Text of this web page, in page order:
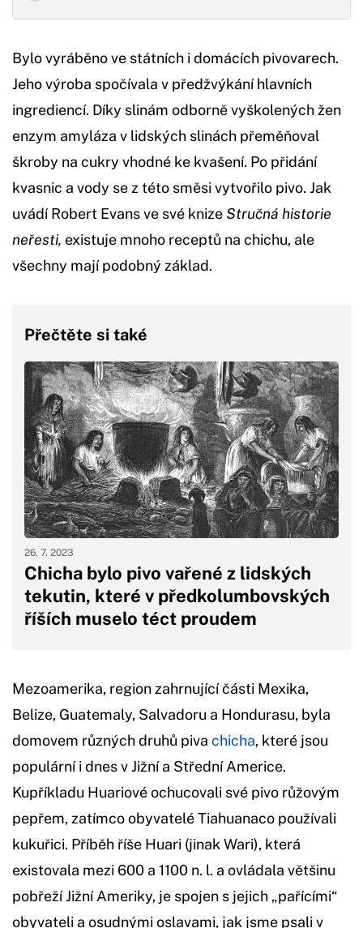
Bylo vyráběno ve státních i domácích pivovarech.
Jeho výroba spočívala v předžvýkání hlavních
ingrediencí. Díky slinám odborně vyškolených žen
enzym amyláza v lidských slinách přeměňoval
škroby na cukry vhodné ke kvašení. Po přidání
kvasnic a vody se z této směsi vytvořilo pivo. Jak
uvádí Robert Evans ve své knize Stručná historie
neřesti, existuje mnoho receptů na chichu, ale
všechny mají podobný základ.
Přečtěte si také
Chicha bylo pivo vařené z lidských
tekutin, které v předkolumbovských
říších muselo téct proudem
26. 7. 2023
Mezoamerika, region zahrnující části Mexika,
Belize, Guatemaly, Salvadoru a Hondurasu, byla
domovem různých druhů piva chicha, které jsou
populární i dnes v Jižní a Střední Americe.
Kupříkladu Huariové ochucovali své pivo růžovým
pepřem, zatímco obyvatelé Tiahuanaco používali
kukuřici. Příběh říše Huari (jinak Wari), která
existovala mezi 600 a 1100 n. l. a ovládala většinu
pobřeží Jižní Ameriky, je spojen s jejich „pařícími“
obyvateli a osudnými oslavami, jak jsme psali v